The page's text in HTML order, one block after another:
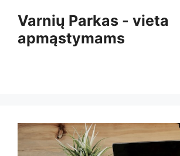
turinio
Varnių Parkas - vieta
apmąstymams